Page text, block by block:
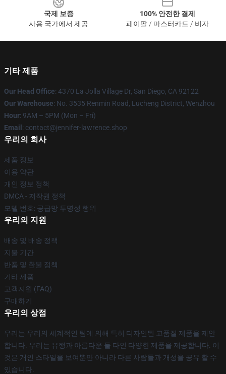
국제 보증
사용 국가에서 제공
100% 안전한 결제
페이팔 / 마스터카드 / 비자
기타 제품
Our Head Office: 4370 La Jolla Village Dr, San Diego, CA 92122
Our Warehouse: No. 3535 Renmin Road, Lucheng District, Wenzhou
Hour: 9AM – 5PM (Mon – Fri)
Email : contact@jennifer-lawrence.shop
우리의 회사
제품 정보
이용 약관
개인 정보 정책
DMCA - 저작권 정책
모델 번호: 공급망 투명성 행위
우리의 지원
배송 및 배송 정책
지불 기간
반품 및 환불 정책
기타 제품
고객지원 (FAQ)
구매하기
우리의 상점
우리는 우리의 세계적인 팀에 의해 특히 디자인된 고품질 제품을 제안
합니다. 우리는 유행과 아름다운 둘 다인 다양한 제품을 제공합니다. 이
것은 개인 스타일을 보여뿐만 아니라 다른 사람들과 개성을 공유 할 수
있습니다.